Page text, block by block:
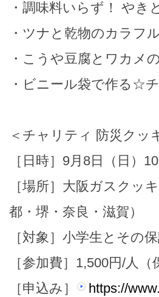
・調味料いらず！ やき
・ツナと乾物のカラフ
・こうや豆腐とワカメ
・ビニール袋で作る☆
＜チャリティ 防災クッ
［日時］9月8日（日）
［場所］大阪ガスクッ
都・堺・奈良・滋賀）
［対象］小学生とその
［参加費］1,500円/人
［申込み］
https://